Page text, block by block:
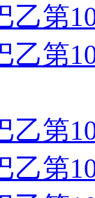
乙第
乙第
乙第
乙第